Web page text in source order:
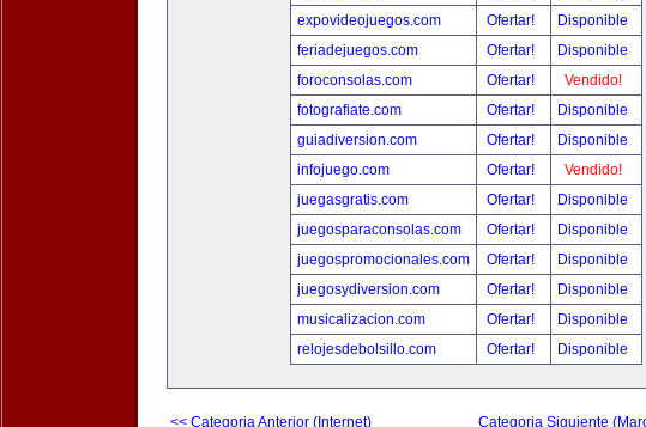
expovideojuegos.com
Ofertar!
Disponible
feriadejuegos.com
Ofertar!
Disponible
foroconsolas.com
Ofertar!
Vendido!
fotografiate.com
Ofertar!
Disponible
guiadiversion.com
Ofertar!
Disponible
infojuego.com
Ofertar!
Vendido!
juegasgratis.com
Ofertar!
Disponible
juegosparaconsolas.com
Ofertar!
Disponible
juegospromocionales.com
Ofertar!
Disponible
juegosydiversion.com
Ofertar!
Disponible
musicalizacion.com
Ofertar!
Disponible
relojesdebolsillo.com
Ofertar! Disponible
<< Categoria Anterior (Internet) Categoria Siguiente